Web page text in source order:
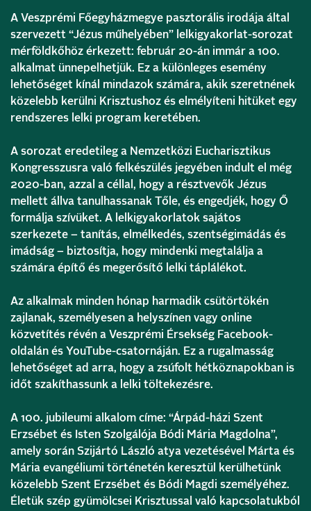
A Veszprémi Főegyházmegye pasztorális irodája által
szervezett “Jézus műhelyében” lelkigyakorlat-sorozat
mérföldkőhöz érkezett: február 20-án immár a 100.
alkalmat ünnepelhetjük. Ez a különleges esemény
lehetőséget kínál mindazok számára, akik szeretnének
közelebb kerülni Krisztushoz és elmélyíteni hitüket egy
rendszeres lelki program keretében.
A sorozat eredetileg a Nemzetközi Eucharisztikus
Kongresszusra való felkészülés jegyében indult el még
2020-ban, azzal a céllal, hogy a résztvevők Jézus
mellett állva tanulhassanak Tőle, és engedjék, hogy Ő
formálja szívüket. A lelkigyakorlatok sajátos
szerkezete – tanítás, elmélkedés, szentségimádás és
imádság – biztosítja, hogy mindenki megtalálja a
számára építő és megerősítő lelki táplálékot.
Az alkalmak minden hónap harmadik csütörtökén
zajlanak, személyesen a helyszínen vagy online
közvetítés révén a Veszprémi Érsekség Facebook-
oldalán és YouTube-csatornáján. Ez a rugalmasság
lehetőséget ad arra, hogy a zsúfolt hétköznapokban is
időt szakíthassunk a lelki töltekezésre.
A 100. jubileumi alkalom címe: “Árpád-házi Szent
Erzsébet és Isten Szolgálója Bódi Mária Magdolna”,
amely során Szijártó László atya vezetésével Márta és
Mária evangéliumi történetén keresztül kerülhetünk
közelebb Szent Erzsébet és Bódi Magdi személyéhez.
Életük szép gyümölcsei Krisztussal való kapcsolatukból